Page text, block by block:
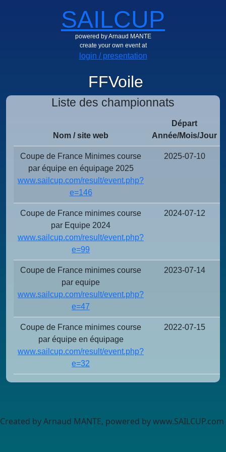
SAILCUP
powered by Arnaud MANTE
create your own event at
login / presentation
FFVoile
Liste des championnats
Nom / site web
Départ
Année/Mois/Jour
Coupe de France Minimes course
par équipe en équipage 2025
www.sailcup.com/result/event.php?
e=146
2025-07-10
Coupe de France minimes course
par Equipe 2024
www.sailcup.com/result/event.php?
e=99
2024-07-12
Coupe de France minimes course
par equipe
www.sailcup.com/result/event.php?
e=47
2023-07-14
Coupe de France minimes course
par équipe en équipage
www.sailcup.com/result/event.php?
e=32
2022-07-15
Created by Arnaud MANTE, powered by www.SAILCUP.com